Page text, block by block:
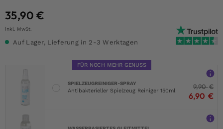
35,90 €
inkl. MwSt.
Auf Lager, Lieferung in 2-3 Werktagen
FÜR NOCH MEHR GENUSS
SPIELZEUGREINIGER-SPRAY
Antibakterieller Spielzeug Reiniger 150ml
9,90€
6,90 €